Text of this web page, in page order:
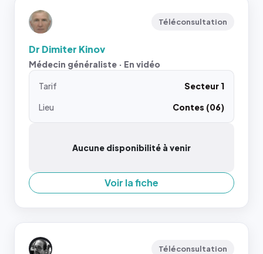
Téléconsultation
Dr Dimiter Kinov
Médecin généraliste · En vidéo
Tarif
Secteur 1
Lieu
Contes (06)
Aucune disponibilité à venir
Voir la fiche
Téléconsultation